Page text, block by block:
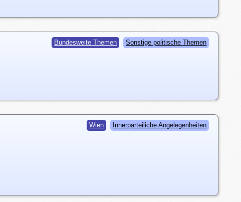
Bundesweite Themen Sonstige politische Themen
Wien Innerparteiliche Angelegenheiten